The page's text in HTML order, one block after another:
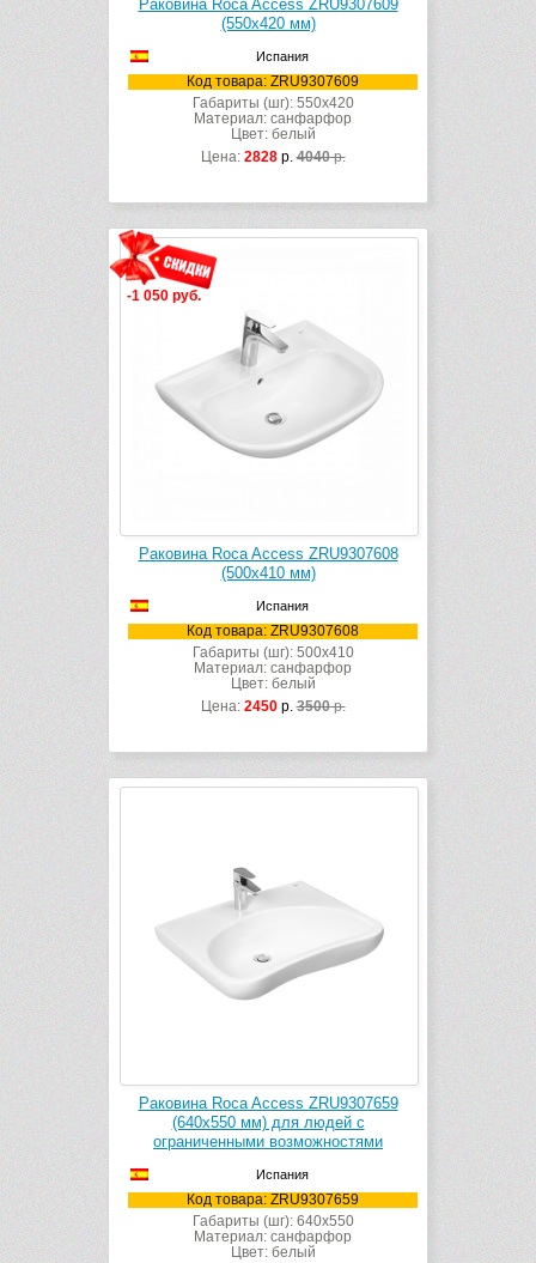
Раковина Roca Access ZRU9307609
(550х420 мм)
Испания
Код товара: ZRU9307609
Габариты (шг): 550x420
Материал: санфарфор
Цвет: белый
Цена: 2828р.4040р.
-1 050 руб.
Раковина Roca Access ZRU9307608
(500х410 мм)
Испания
Код товара: ZRU9307608
Габариты (шг): 500x410
Материал: санфарфор
Цвет: белый
Цена: 2450р.3500р.
Раковина Roca Access ZRU9307659
(640х550 мм) для людей с
ограниченными возможностями
Испания
Код товара: ZRU9307659
Габариты (шг): 640x550
Материал: санфарфор
Цвет: белый